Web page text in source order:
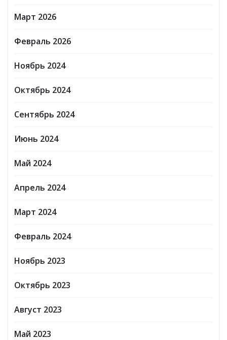
Март 2026
Февраль 2026
Ноябрь 2024
Октябрь 2024
Сентябрь 2024
Июнь 2024
Май 2024
Апрель 2024
Март 2024
Февраль 2024
Ноябрь 2023
Октябрь 2023
Август 2023
Май 2023